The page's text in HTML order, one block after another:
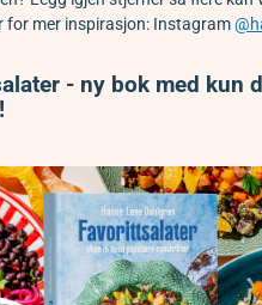
for mer inspirasjon: Instagram
- ny bok med kun